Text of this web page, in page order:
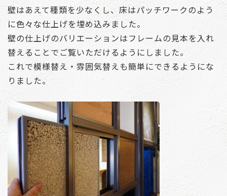
壁はあえて種類を少なくし、床はパッチワークのよう
に色々な仕上げを埋め込みました。
壁の仕上げのバリエーションはフレームの見本を入れ
替えることでご覧いただけるようにしました。
これで模様替え・雰囲気替えも簡単にできるようにな
りました。